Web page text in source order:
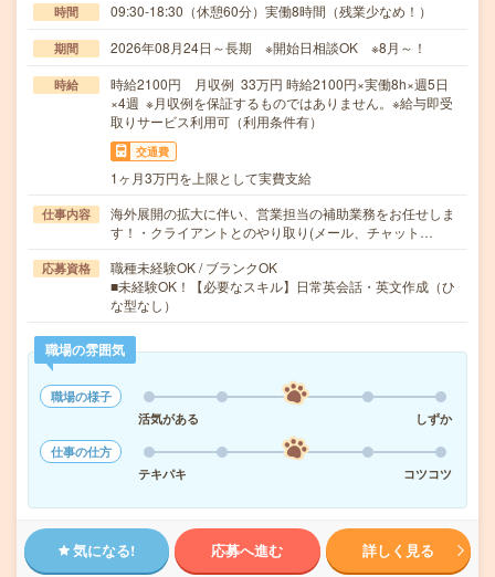
時間 09:30-18:30（休憩60分）実働8時間（残業少なめ！）
期間 2026年08月24日～長期 ※開始日相談OK ※8月～！
時給
時給2100円 月収例 33万円 時給2100円×実働8h×週5日
×4週 ※月収例を保証するものではありません。※給与即受
取りサービス利用可（利用条件有）
交通費
1ヶ月3万円を上限として実費支給
仕事内容
海外展開の拡大に伴い、営業担当の補助業務をお任せしま
す！・クライアントとのやり取り(メール、チャット…
応募資格
職種未経験OK / ブランクOK
■未経験OK！【必要なスキル】日常英会話・英文作成（ひ
な型なし）
職場の雰囲気
職場の様子
活気がある
しずか
仕事の仕方
テキパキ
コツコツ
気になる! 応募へ進む 詳しく見る